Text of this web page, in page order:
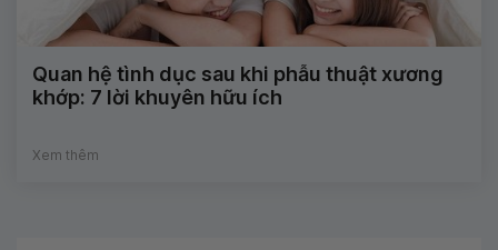
Quan hệ tình dục sau khi phẫu thuật xương
khớp: 7 lời khuyên hữu ích
Xem thêm